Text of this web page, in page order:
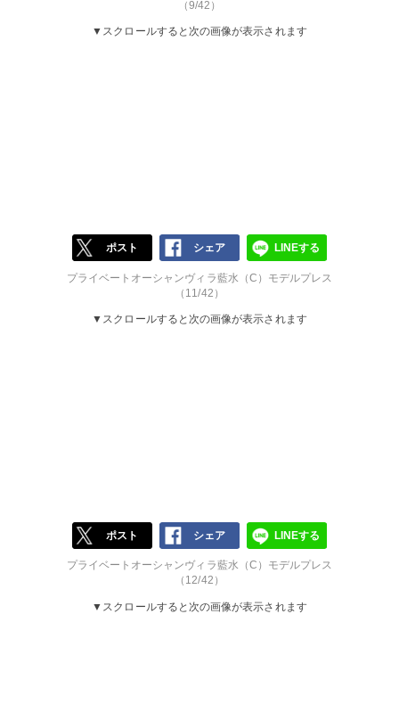
（9/42）
▼スクロールすると次の画像が表示されます
ポスト シェア LINEする
プライベートオーシャンヴィラ藍水（C）モデルプレス
（11/42）
▼スクロールすると次の画像が表示されます
ポスト シェア LINEする
プライベートオーシャンヴィラ藍水（C）モデルプレス
（12/42）
▼スクロールすると次の画像が表示されます